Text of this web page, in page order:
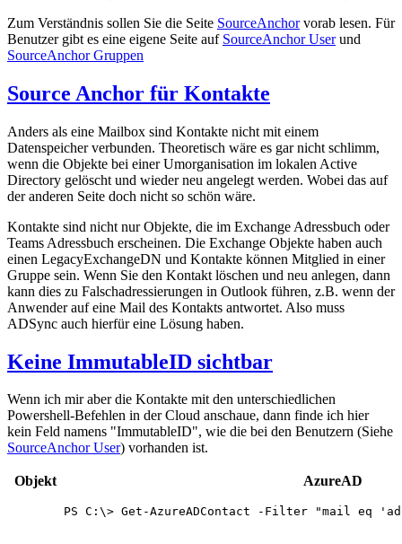
Zum Verständnis sollen Sie die Seite SourceAnchorvorab lesen. Für
Benutzer gibt es eine eigene Seite auf SourceAnchor Userund
SourceAnchor Gruppen
Source Anchor für Kontakte
Anders als eine Mailbox sind Kontakte nicht mit einem
Datenspeicher verbunden. Theoretisch wäre es gar nicht schlimm,
wenn die Objekte bei einer Umorganisation im lokalen Active
Directory gelöscht und wieder neu angelegt werden. Wobei das auf
der anderen Seite doch nicht so schön wäre.
Kontakte sind nicht nur Objekte, die im Exchange Adressbuch oder
Teams Adressbuch erscheinen. Die Exchange Objekte haben auch
einen LegacyExchangeDN und Kontakte können Mitglied in einer
Gruppe sein. Wenn Sie den Kontakt löschen und neu anlegen, dann
kann dies zu Falschadressierungen in Outlook führen, z.B. wenn der
Anwender auf eine Mail des Kontakts antwortet. Also muss
ADSync auch hierfür eine Lösung haben.
Keine ImmutableID sichtbar
Wenn ich mir aber die Kontakte mit den unterschiedlichen
Powershell-Befehlen in der Cloud anschaue, dann finde ich hier
kein Feld namens "ImmutableID", wie die bei den Benutzern (Siehe
SourceAnchor User) vorhanden ist.
Objekt AzureAD
PS C:\> Get-AzureADContact -Filter "mail eq